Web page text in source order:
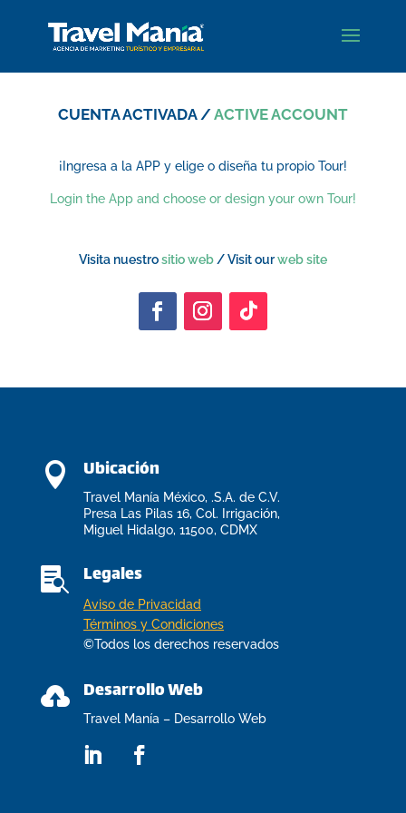
CUENTA ACTIVADA /ACTIVE ACCOUNT
¡Ingresa a la APP y elige o diseña tu propio Tour!
Login the App and choose or design your own Tour!
Visita nuestrositio web/ Visit ourweb site
 Ubicación
Travel Manía México, .S.A. de C.V.
Presa Las Pilas 16, Col. Irrigación,
Miguel Hidalgo, 11500, CDMX
 Legales
Aviso de Privacidad
Términos y Condiciones
©Todos los derechos reservados
 Desarrollo Web
Travel Manía – Desarrollo Web